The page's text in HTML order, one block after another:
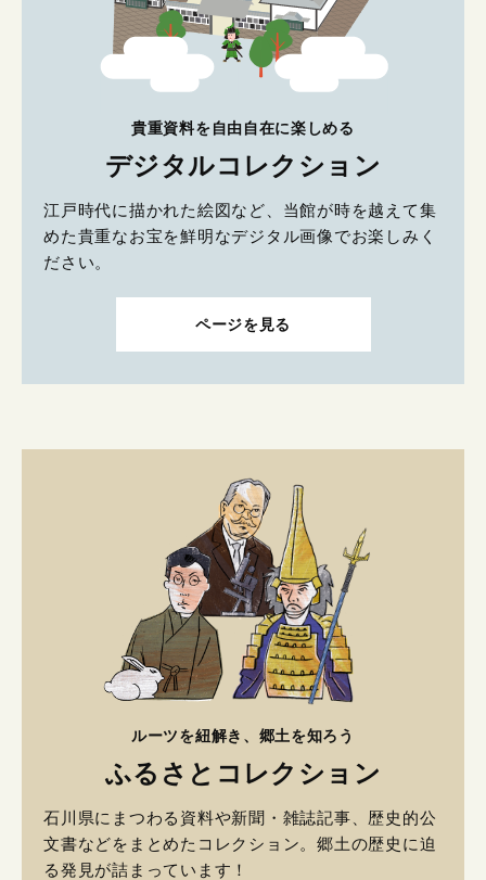
貴重資料を自由自在に楽しめる
デジタルコレクション
江戸時代に描かれた絵図など、当館が時を越えて集
めた貴重なお宝を鮮明なデジタル画像でお楽しみく
ださい。
ページを見る
ルーツを紐解き、郷土を知ろう
ふるさとコレクション
石川県にまつわる資料や新聞・雑誌記事、歴史的公
文書などをまとめたコレクション。郷土の歴史に迫
る発見が詰まっています！